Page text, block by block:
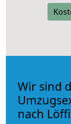
Wir sind
nach